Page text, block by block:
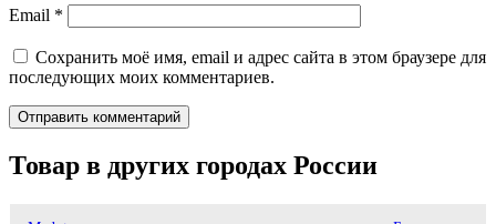
Email *
Сохранить моё имя, email и адрес сайта в этом браузере для
последующих моих комментариев.
Товар в других городах России